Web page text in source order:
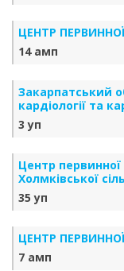
ЦЕНТР
14 амп
Закарпатський
кардіології та
3 уп
Центр
Холмківської
35 уп
ЦЕНТР
7 амп